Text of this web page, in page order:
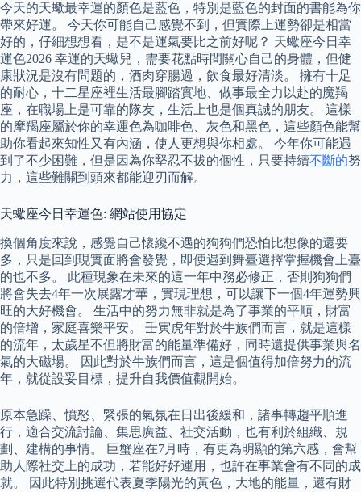
今天的天蠍最幸運的顏色是藍色，特別是藍色的封面的書能為你
帶來好運。 今天你可能自己感覺不到，但實際上運勢卻是相當
好的，仔細想想看，是不是運氣要比之前好呢？ 天蠍座今日幸
運色2026 幸運的天蠍兒，需要花點時間關心自己的身體，但健
康狀況是沒有問題的，酒肉穿腸過，飲食最好清淡。 擁有十足
的耐心，十二星座裡生活最腳踏實地、做事最全力以赴的魔羯
座，在職場上是可靠的隊友，生活上也是個真誠的朋友。 這樣
的摩羯座屬於你的幸運色為咖啡色、灰色和黑色，這些顏色能幫
助你看起來知性又有內涵，使人更想與你相處。 今年你可能遇
到了不少困難，但是因為你堅忍不拔的個性，只要持續不斷的努
力，這些難關到頭來都能迎刃而解。
天蠍座今日幸運色: 網站使用協定
換個角度來說，感覺自己懷纔不遇的狗狗們恐怕比想像的還要
多，只是回到現實面將會發覺，即便遇到舞臺選擇掌握機會上臺
的也不多。 此種現象在未來的這一年中務必修正，否則狗狗們
將會失去4年一次展露才華，實現理想，可以讓下一個4年運勢興
旺的大好機會。 生活中的努力無非就是為了事業的平順，財富
的倍增，家庭喜樂平安。 壬寅虎年對於牛族們而言，就是這樣
的流年，太歲星不但將財富的能量準備好，同時還提供事業與名
氣的大磁場。 因此對於牛族們而言，這是個值得加倍努力的流
年，就從設妥目標，提升自我價值觀開始。
原本急躁、憤怒、緊張的氣氛在日出後緩和，諸事轉趨平順進
行，適合交流討論、集思廣益、社交活動，也有利於組織、規
劃、建構的事情。 巨蟹座在7月時，有更為明顯的第六感，會幫
助人際社交上的成功，若能好好運用，也許在事業會有不同的成
就。 因此特別挑選代表夏季陽光的黃色，大地的能量，還有財